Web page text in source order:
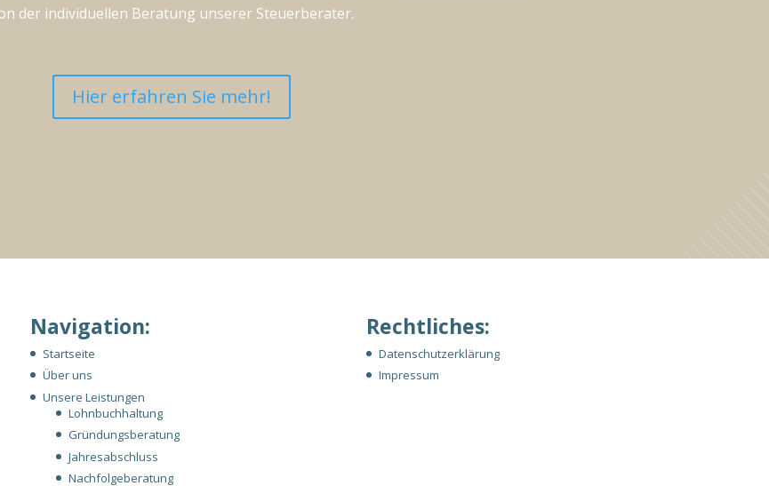
der individuellen Beratung unserer Steuerberater.
Hier erfahren Sie mehr!
Navigation:
Startseite
Über uns
Unsere Leistungen
Lohnbuchhaltung
Gründungsberatung
Jahresabschluss
Nachfolgeberatung
Rechtliches:
Datenschutzerklärung
Impressum